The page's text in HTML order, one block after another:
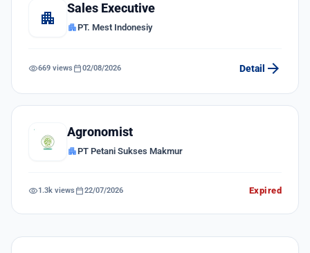
apartment
Sales Executive
apartmentPT. Mest Indonesiy
visibility669 views calendar_today02/08/2026 Detail arrow_forward
Agronomist
apartmentPT Petani Sukses Makmur
visibility1.3k views calendar_today22/07/2026 Expired